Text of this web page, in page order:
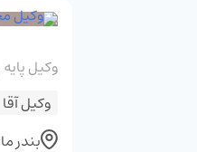
وکیل
وکیل آقا
بندر